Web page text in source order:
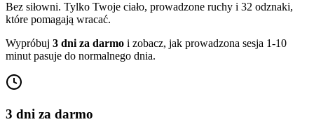
Bez siłowni. Tylko Twoje ciało, prowadzone ruchy i 32 odznaki,
które pomagają wracać.
Wypróbuj 3 dni za darmo i zobacz, jak prowadzona sesja 1-10
minut pasuje do normalnego dnia.
3 dni za darmo